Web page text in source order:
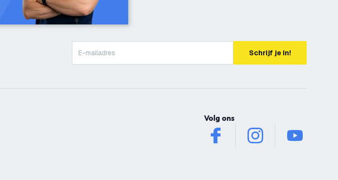
Schrijf je in!
Volg ons
facebook instagram youtube